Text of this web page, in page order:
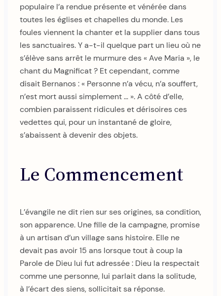
populaire l’a rendue présente et vénérée dans
toutes les églises et chapelles du monde. Les
foules viennent la chanter et la supplier dans tous
les sanctuaires. Y a-t-il quelque part un lieu où ne
s’élève sans arrêt le murmure des « Ave Maria », le
chant du Magnificat ? Et cependant, comme
disait Bernanos : « Personne n’a vécu, n’a souffert,
n’est mort aussi simplement … ». A côté d’elle,
combien paraissent ridicules et dérisoires ces
vedettes qui, pour un instantané de gloire,
s’abaissent à devenir des objets.
Le Commencement
L’évangile ne dit rien sur ses origines, sa condition,
son apparence. Une fille de la campagne, promise
à un artisan d’un village sans histoire. Elle ne
devait pas avoir 15 ans lorsque tout à coup la
Parole de Dieu lui fut adressée : Dieu la respectait
comme une personne, lui parlait dans la solitude,
à l’écart des siens, sollicitait sa réponse.